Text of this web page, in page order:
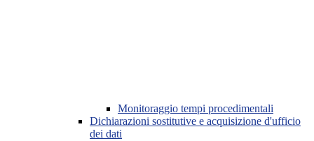
Monitoraggio tempi procedimentali
Dichiarazioni sostitutive e acquisizione d'ufficio
dei dati